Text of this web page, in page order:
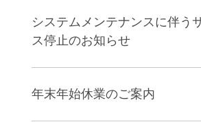
システムメンテナンスに伴う
ス停止のお知らせ
年末年始休業のご案内